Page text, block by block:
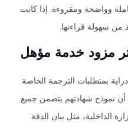
وواضحة ومقروءة. إذا كانت
من سهولة قراءتها.
بمتطلبات الترجمة الخاصة
أن نموذج شهادتهم يتضمن جميع
الداخلية، مثل بيان الدقة